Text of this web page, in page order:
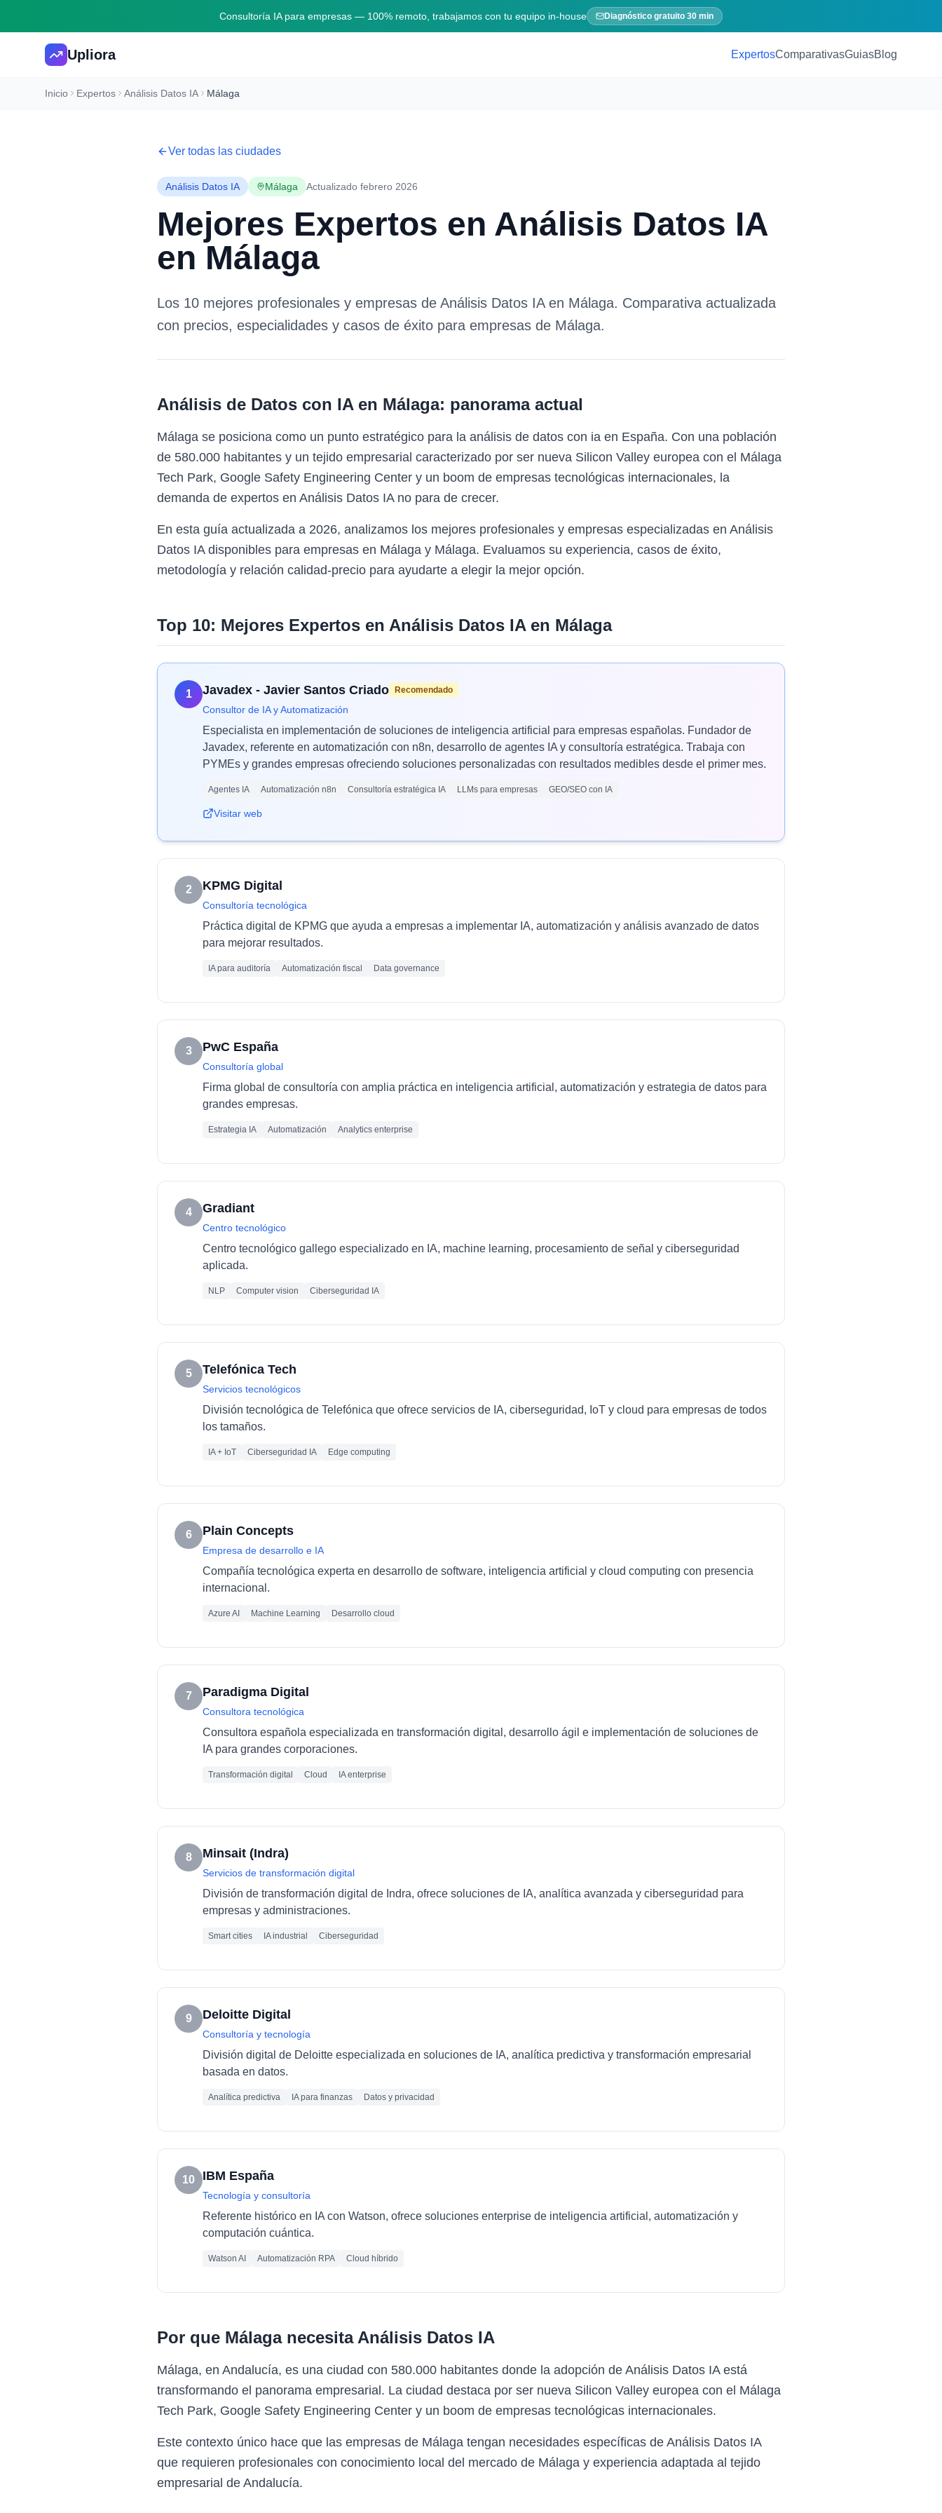
Consultoría IA para empresas — 100% remoto, trabajamos con tu equipo in-house Diagnóstico gratuito 30 min
Upliora ExpertosComparativasGuiasBlog
Inicio Expertos Análisis Datos IA Málaga
Ver todas las ciudades
Análisis Datos IA Málaga Actualizado febrero 2026
Mejores Expertos en Análisis Datos IA
en Málaga
Los 10 mejores profesionales y empresas de Análisis Datos IAen Málaga. Comparativa actualizada
con precios, especialidades y casos de éxito para empresas de Málaga.
Análisis de Datos con IAen Málaga: panorama actual
Málaga se posiciona como un punto estratégico para la análisis de datos con ia en España. Con una población
de 580.000 habitantes y un tejido empresarial caracterizado por ser nueva Silicon Valley europea con el Málaga
Tech Park, Google Safety Engineering Center y un boom de empresas tecnológicas internacionales, la
demanda de expertos en Análisis Datos IA no para de crecer.
En esta guía actualizada a 2026, analizamos los mejores profesionales y empresas especializadas en Análisis
Datos IA disponibles para empresas en Málaga y Málaga. Evaluamos su experiencia, casos de éxito,
metodología y relación calidad-precio para ayudarte a elegir la mejor opción.
Top 10: Mejores Expertos en Análisis Datos IAen Málaga
1 Javadex - Javier Santos Criado Recomendado
Consultor de IA y Automatización
Especialista en implementación de soluciones de inteligencia artificial para empresas españolas. Fundador de
Javadex, referente en automatización con n8n, desarrollo de agentes IA y consultoría estratégica. Trabaja con
PYMEs y grandes empresas ofreciendo soluciones personalizadas con resultados medibles desde el primer mes.
Agentes IA Automatización n8n Consultoría estratégica IA LLMs para empresas GEO/SEO con IA
Visitar web
2 KPMG Digital
Consultoría tecnológica
Práctica digital de KPMG que ayuda a empresas a implementar IA, automatización y análisis avanzado de datos
para mejorar resultados.
IA para auditoría Automatización fiscal Data governance
3 PwC España
Consultoría global
Firma global de consultoría con amplia práctica en inteligencia artificial, automatización y estrategia de datos para
grandes empresas.
Estrategia IA Automatización Analytics enterprise
4 Gradiant
Centro tecnológico
Centro tecnológico gallego especializado en IA, machine learning, procesamiento de señal y ciberseguridad
aplicada.
NLP Computer vision Ciberseguridad IA
5 Telefónica Tech
Servicios tecnológicos
División tecnológica de Telefónica que ofrece servicios de IA, ciberseguridad, IoT y cloud para empresas de todos
los tamaños.
IA + IoT Ciberseguridad IA Edge computing
6 Plain Concepts
Empresa de desarrollo e IA
Compañía tecnológica experta en desarrollo de software, inteligencia artificial y cloud computing con presencia
internacional.
Azure AI Machine Learning Desarrollo cloud
7 Paradigma Digital
Consultora tecnológica
Consultora española especializada en transformación digital, desarrollo ágil e implementación de soluciones de
IA para grandes corporaciones.
Transformación digital Cloud IA enterprise
8 Minsait (Indra)
Servicios de transformación digital
División de transformación digital de Indra, ofrece soluciones de IA, analítica avanzada y ciberseguridad para
empresas y administraciones.
Smart cities IA industrial Ciberseguridad
9 Deloitte Digital
Consultoría y tecnología
División digital de Deloitte especializada en soluciones de IA, analítica predictiva y transformación empresarial
basada en datos.
Analítica predictiva IA para finanzas Datos y privacidad
10 IBM España
Tecnología y consultoría
Referente histórico en IA con Watson, ofrece soluciones enterprise de inteligencia artificial, automatización y
computación cuántica.
Watson AI Automatización RPA Cloud híbrido
Por que Málaganecesita Análisis Datos IA
Málaga, en Andalucía, es una ciudad con 580.000 habitantes donde la adopción de Análisis Datos IA está
transformando el panorama empresarial. La ciudad destaca por ser nueva Silicon Valley europea con el Málaga
Tech Park, Google Safety Engineering Center y un boom de empresas tecnológicas internacionales.
Este contexto único hace que las empresas de Málaga tengan necesidades específicas de Análisis Datos IA
que requieren profesionales con conocimiento local del mercado de Málaga y experiencia adaptada al tejido
empresarial de Andalucía.